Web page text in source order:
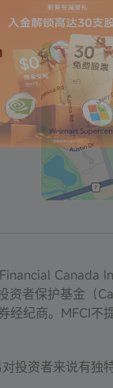
Canada
资者保护基金（
经纪商。MFCI不
投资者来说有独